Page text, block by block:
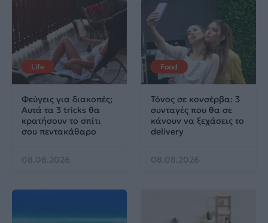
Life
Φεύγεις για διακοπές;
Αυτά τα 3 tricks θα
κρατήσουν το σπίτι
σου πεντακάθαρο
08.08.2026
Food
Τόνος σε κονσέρβα: 3
συνταγές που θα σε
κάνουν να ξεχάσεις το
delivery
08.08.2026